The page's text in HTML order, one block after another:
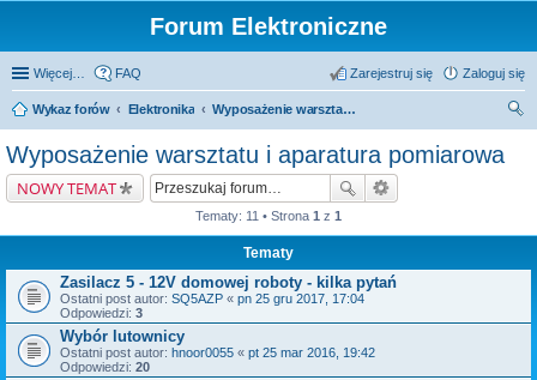
Forum Elektroniczne
Więcej… FAQ Zaloguj się
Zarejestruj się
Wykaz forów Elektronika
Wyposażenie warsztatu i aparatura pomiarowa
Wyposażenie warsztatu i aparatura pomiarowa
NOWY TEMAT
Tematy: 11 • Strona 1 z 1
Tematy
Zasilacz 5 - 12V domowej roboty - kilka pytań
Ostatni post autor: SQ5AZP « pn 25 gru 2017, 17:04
Odpowiedzi: 3
Wybór lutownicy
Ostatni post autor: hnoor0055 « pt 25 mar 2016, 19:42
Odpowiedzi: 20